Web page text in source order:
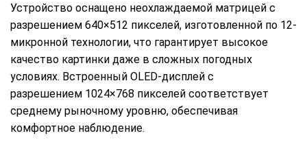
Устройство оснащено неохлаждаемой матрицей с
разрешением 640×512 пикселей, изготовленной по 12-
микронной технологии, что гарантирует высокое
качество картинки даже в сложных погодных
условиях. Встроенный OLED-дисплей с
разрешением 1024×768 пикселей соответствует
среднему рыночному уровню, обеспечивая
комфортное наблюдение.